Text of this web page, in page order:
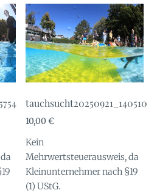
tauchsucht20250921_140510
10,00€
Kein
Mehrwertsteuerausweis, da
Kleinunternehmer nach §19
(1) UStG.